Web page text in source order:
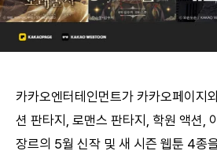
카카오엔터테인먼트가 카카오페이지
션 판타지, 로맨스 판타지, 학원 액션,
장르의 5월 신작 및 새 시즌 웹툰 4종